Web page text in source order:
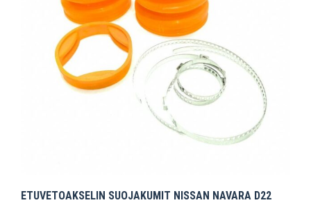
ETUVETOAKSELIN SUOJAKUMIT NISSAN NAVARA D22